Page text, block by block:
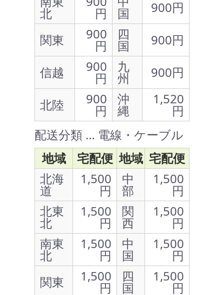
北 円 国
900円
関東
900
円
四
国
900円
信越
900
円
九
州
900円
北陸
900
円
沖
縄
1,520
円
配送分類 … 電線・ケーブル
地域
宅配便 地域 宅配便
北海
道
1,500
円
中
部
1,500
円
北東
北
1,500
円
関
西
1,500
円
南東
北
1,500
円
中
国
1,500
円
関東
1,500
円
四
国
1,500
円